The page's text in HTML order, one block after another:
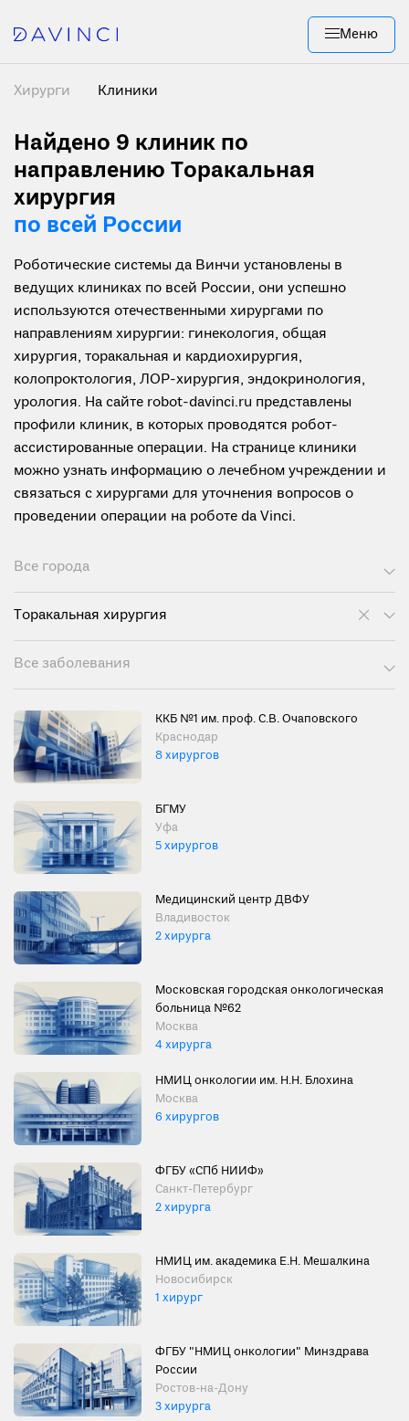
Меню
Хирурги Клиники
Найдено 9 клиник по
направлению Торакальная
хирургия
по всей России
Роботические системы да Винчи установлены в
ведущих клиниках по всей России, они успешно
используются отечественными хирургами по
направлениям хирургии: гинекология, общая
хирургия, торакальная и кардиохирургия,
колопроктология, ЛОР-хирургия, эндокринология,
урология. На сайте robot-davinci.ru представлены
профили клиник, в которых проводятся робот-
ассистированные операции. На странице клиники
можно узнать информацию о лечебном учреждении и
связаться с хирургами для уточнения вопросов о
проведении операции на роботе da Vinci.
Все города
Торакальная хирургия
Все заболевания
ККБ №1 им. проф. С.В. Очаповского
Краснодар
8 хирургов
БГМУ
Уфа
5 хирургов
Медицинский центр ДВФУ
Владивосток
2 хирурга
Московская городская онкологическая
больница №62
Москва
4 хирурга
НМИЦ онкологии им. Н.Н. Блохина
Москва
6 хирургов
ФГБУ «СПб НИИФ»
Санкт-Петербург
2 хирурга
НМИЦ им. академика Е.Н. Мешалкина
Новосибирск
1 хирург
ФГБУ "НМИЦ онкологии" Минздрава
России
Ростов-на-Дону
3 хирурга